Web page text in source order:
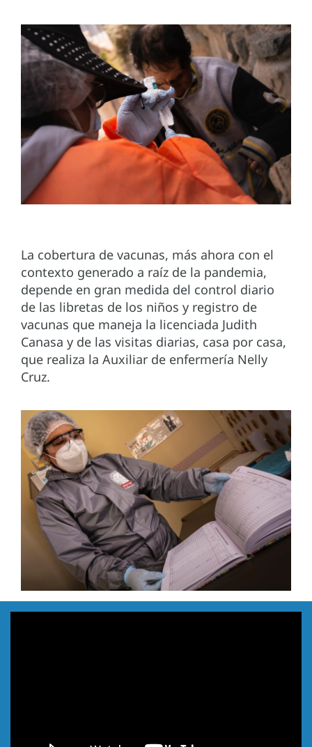
La cobertura de vacunas, más ahora con el
contexto generado a raíz de la pandemia,
depende en gran medida del control diario
de las libretas de los niños y registro de
vacunas que maneja la licenciada Judith
Canasa y de las visitas diarias, casa por casa,
que realiza la Auxiliar de enfermería Nelly
Cruz.